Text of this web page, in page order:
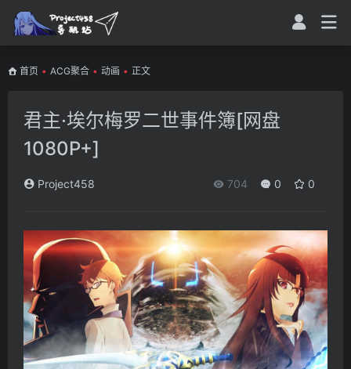
首页 • ACG聚合 • 动画 • 正文
君主·埃尔梅罗二世事件簿[网盘
1080P+]
Project458 704 0 0